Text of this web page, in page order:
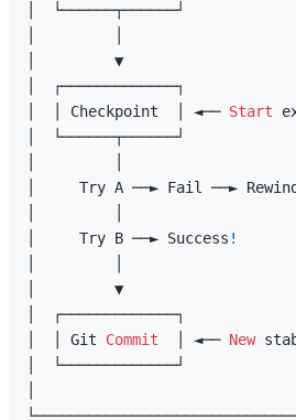
│  └──────┬──────┘
│         ▼
│  ┌─────────────┐
│  │ Checkpoint  │ ◄── Start
│  └──────┬──────┘
│     Try A ──► Fail ──►
│     Try B ──► Success !
│         ▼
│  ┌─────────────┐
│  │ Git Commit
  │ ◄──
New
│  └─────────────┘